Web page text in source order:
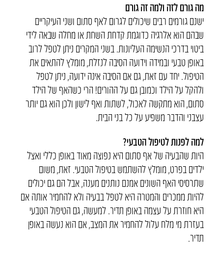
מה גורם לזה ולמה זה גורם
ישנם גורמים רבים שיכולים לגרום לאף סתום ושני העיקריים
שבהם הוא אלרגיה כדוגמת קדחת השחת או מחלה שבאה לידי
ביטוי בדרכי הנשימה העליונות. בשני המקרים ניתן לטפל לרוב
באופן טבעי ובמידה וידועה הסיבה לנזלת, מומלץ להתאים את
הטיפול. יחד עם זאת, גם אם הסיבה אינה ידועה, ניתן לטפל
ולהקל על הילד וכמובן גם על ההורים! הרי כשהאף של הילד
סתום, הוא מתקשה לאכול, לשתות ואף לישון ולכן הוא גם יותר
עצבני והדבר משפיע על כל בני הבית.
למה לפנות לטיפול הטבעי?
היות שהבעיה של אף סתום היא נפוצה מאוד באופן כללי ואצל
ילדים בפרט, מומלץ להשתמש בטיפול הטבעי. זאת, משום
שתרסיסי האף השונים אמנם נותנים מענה, אבל הם גם יכולים
להיות ממכרים והמטרה היא לטפל בבעיה ולא להחמיר אותה אם
היא חוזרת על עצמה באופן תדיר. למעשה, גם הטיפול הטבעי
בעזרת מי מלח עלול להחמיר את המצב, אם הוא נעשה באופן
תדיר.